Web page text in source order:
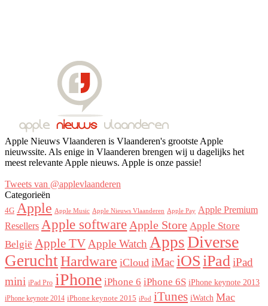
Apple Nieuws Vlaanderen is Vlaanderen's grootste Apple
nieuwssite. Als enige in Vlaanderen brengen wij u dagelijks het
meest relevante Apple nieuws. Apple is onze passie!
Tweets van @applevlaanderen
Categorieën
4G Apple Apple Music Apple Nieuws Vlaanderen Apple Pay Apple Premium
Resellers Apple software Apple Store Apple Store
België Apple TV Apple Watch Apps Diverse
GeruchtHardware iCloud iMac iOS iPad iPad
mini iPad Pro iPhone iPhone 6 iPhone 6S iPhone keynote 2013
iPhone keynote 2014 iPhone keynote 2015 iPod iTunes iWatch Mac